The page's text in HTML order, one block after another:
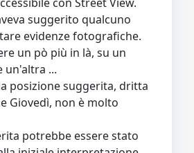
suggerito qualcuno
evidenze fotografiche.
un pò più in là, su un
un'altra ...
posizione suggerita, dritta
Giovedì, non è molto
potrebbe essere stato